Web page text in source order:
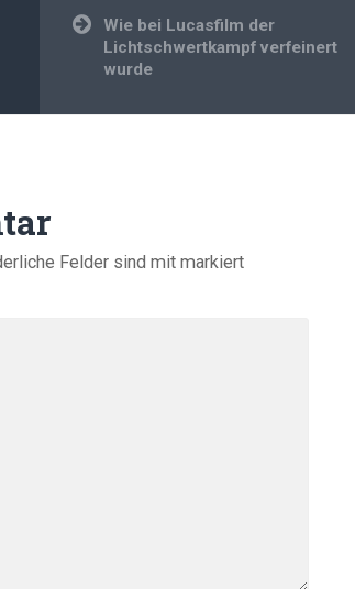
Wie bei Lucasfilm der
Lichtschwertkampf verfeinert
wurde
Felder sind mit markiert